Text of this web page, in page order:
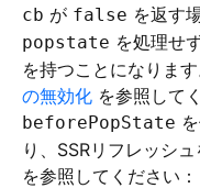
cb が false を返す
popstate を処理せ
を持つことになります
の無効化 を参照して
beforePopState
り、SSRリフレッシ
を参照してください：